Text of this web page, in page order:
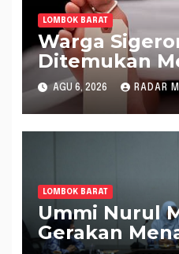
LOMBOK BARAT
Warga
Ditemukan
Setrum Ikan
AGU 6, 2026 RADAR
LOMBOK BARAT
Ummi Nurul
Gerakan